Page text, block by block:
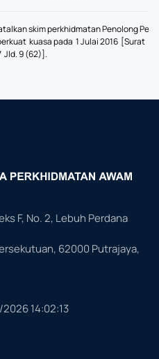
skim perkhidmatan Penolong
kuasa pada 1 Julai 2016 [Surat
Jld. 9 (62)].
F, No. 2, Lebuh Perdana
62000 Putrajaya,
14:02:13